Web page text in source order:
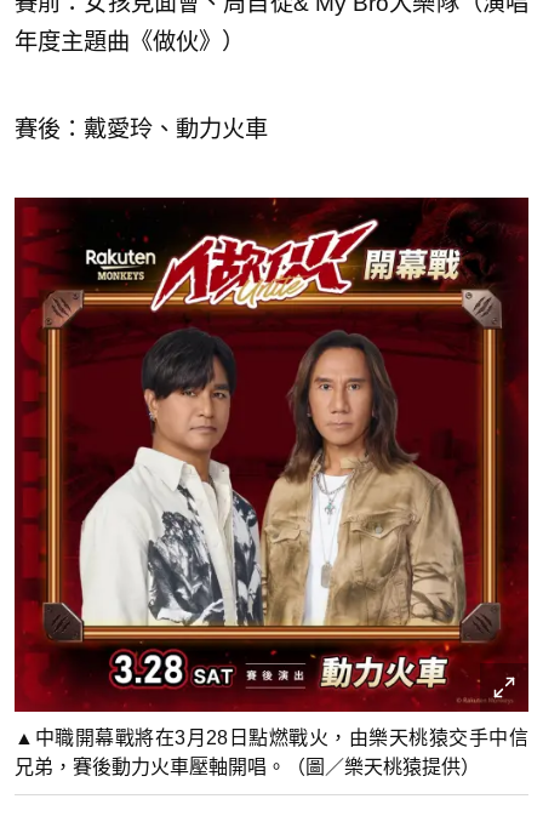
年度主題曲《做伙》）
賽後：戴愛玲、動力火車
▲中職開幕戰將在3月28日點燃戰火，由樂天桃猿交手中信
兄弟，賽後動力火車壓軸開唱。（圖／樂天桃猿提供）